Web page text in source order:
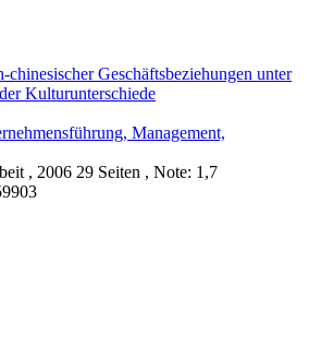
chinesischer Geschäftsbeziehungen unter
Kulturunterschiede
Management,
, 2006 29 Seiten , Note: 1,7